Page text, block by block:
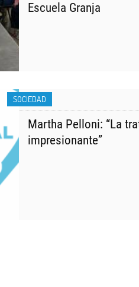
Escuela Granja
SOCIEDAD
Martha Pelloni: “La
impresionante”